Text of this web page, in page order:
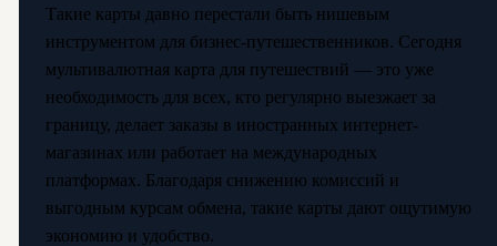
Такие карты давно перестали быть нишевым
инструментом для бизнес-путешественников. Сегодня
мультивалютная карта для путешествий — это уже
необходимость для всех, кто регулярно выезжает за
границу, делает заказы в иностранных интернет-
магазинах или работает на международных
платформах. Благодаря снижению комиссий и
выгодным курсам обмена, такие карты дают ощутимую
экономию и удобство.